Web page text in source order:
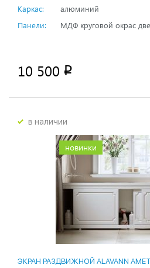
Каркас:
алюминий
Панели:
МДФ круговой окрас
10 500 p
в наличии
новинки
ЭКРАН РАЗДВИЖНОЙ ALAVANN